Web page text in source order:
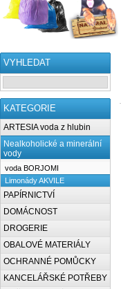
VYHLEDAT
KATEGORIE
ARTESIA voda z hlubin
Nealkoholické a minerální
vody
voda BORJOMI
Limonády AKVILE
PAPÍRNICTVÍ
DOMÁCNOST
DROGERIE
OBALOVÉ MATERIÁLY
OCHRANNÉ POMŮCKY
KANCELÁŘSKÉ POTŘEBY